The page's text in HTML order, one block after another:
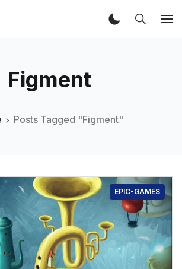
Figment
Posts Tagged "Figment"
EPIC-GAMES